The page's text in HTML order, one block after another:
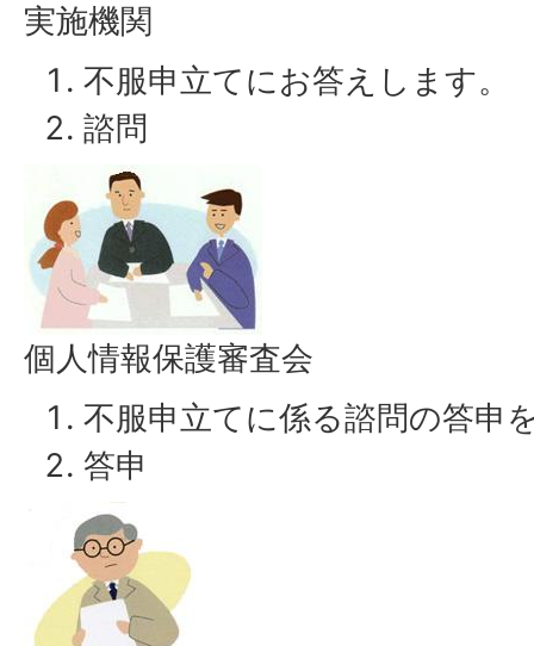
実施機関
不服申立てにお答えします。
諮問
個人情報保護審査会
不服申立てに係る諮問の答申
答申